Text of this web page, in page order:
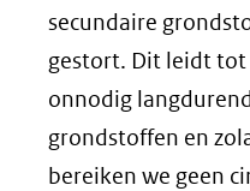
secundaire
gestort. Dit leidt tot
onnodig
grondstoffen en
bereiken we geen